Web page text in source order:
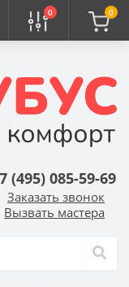
0 0
(495) 085-59-69
Заказать звонок
Вызвать мастера